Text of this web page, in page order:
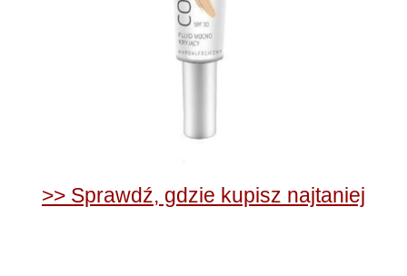
>> Sprawdź, gdzie kupisz najtaniej